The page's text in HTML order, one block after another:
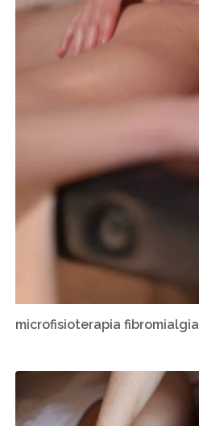
microfisioterapia fibromialgia